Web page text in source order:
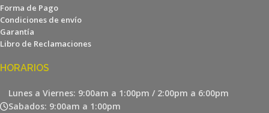
Forma de Pago
Condiciones de envío
Garantía
Libro de Reclamaciones
HORARIOS
Lunes a Viernes: 9:00am a 1:00pm / 2:00pm a 6:00pm
Sabados: 9:00am a 1:00pm